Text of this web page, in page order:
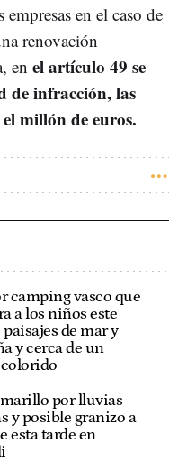
en el caso de
renovación
en el artículo 49 se
de infracción, las
millón de euros.
camping vasco que
a los niños este
de mar y
y cerca de un
por lluvias
y posible granizo a
esta tarde en